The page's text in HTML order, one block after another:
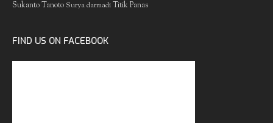
Sukanto Tanoto Surya darmadiTitik Panas
FIND US ON FACEBOOK